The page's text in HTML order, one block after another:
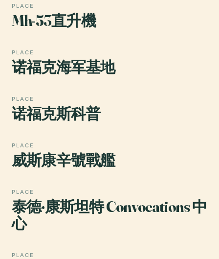
PLACE
Mh-53直升機
PLACE
诺福克海军基地
PLACE
诺福克斯科普
PLACE
威斯康辛號戰艦
PLACE
泰德·康斯坦特 Convocations 中
心
PLACE